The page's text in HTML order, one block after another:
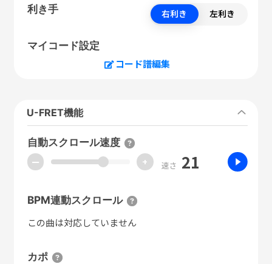
利き手 右利き 左利き
マイコード設定
コード譜編集
U-FRET機能
自動スクロール速度
ー + 速さ 21
BPM連動スクロール
この曲は対応していません
カポ